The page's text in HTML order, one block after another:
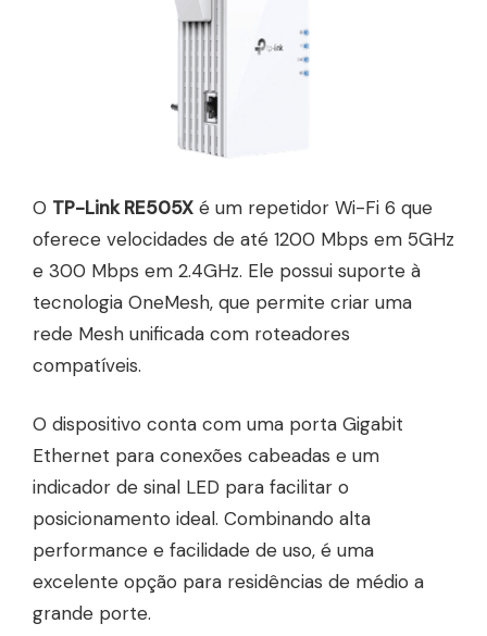
O TP-Link RE505X é um repetidor Wi-Fi 6 que
oferece velocidades de até 1200 Mbps em 5GHz
e 300 Mbps em 2.4GHz. Ele possui suporte à
tecnologia OneMesh, que permite criar uma
rede Mesh unificada com roteadores
compatíveis.
O dispositivo conta com uma porta Gigabit
Ethernet para conexões cabeadas e um
indicador de sinal LED para facilitar o
posicionamento ideal. Combinando alta
performance e facilidade de uso, é uma
excelente opção para residências de médio a
grande porte.